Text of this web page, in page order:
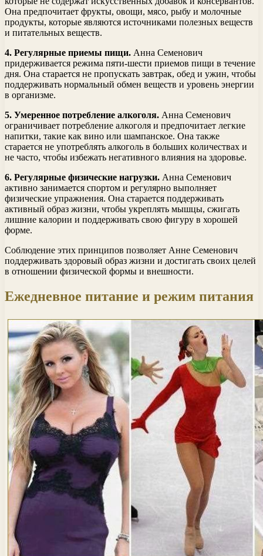
Она предпочитает фрукты, овощи, мясо, рыбу и молочные
продукты, которые являются источниками полезных веществ
и питательных веществ.
4. Регулярные приемы пищи. Анна Семенович
придерживается режима пяти-шести приемов пищи в течение
дня. Она старается не пропускать завтрак, обед и ужин, чтобы
поддерживать нормальный обмен веществ и уровень энергии
в организме.
5. Умеренное потребление алкоголя. Анна Семенович
ограничивает потребление алкоголя и предпочитает легкие
напитки, такие как вино или шампанское. Она также
старается не употреблять алкоголь в больших количествах и
не часто, чтобы избежать негативного влияния на здоровье.
6. Регулярные физические нагрузки. Анна Семенович
активно занимается спортом и регулярно выполняет
физические упражнения. Она старается поддерживать
активный образ жизни, чтобы укреплять мышцы, сжигать
лишние калории и поддерживать свою фигуру в хорошей
форме.
Соблюдение этих принципов позволяет Анне Семенович
поддерживать здоровый образ жизни и достигать своих целей
в отношении физической формы и внешности.
Ежедневное питание и режим питания